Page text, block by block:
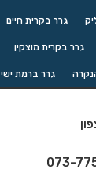
גרר בקרית חיים
גרר בקרית מוצקין
גרר ברמת ישי
073-